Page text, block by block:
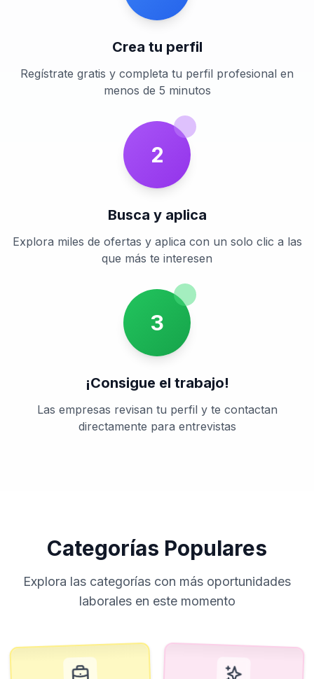
Crea tu perfil
Regístrate gratis y completa tu perfil profesional en
menos de 5 minutos
2
Busca y aplica
Explora miles de ofertas y aplica con un solo clic a las
que más te interesen
3
¡Consigue el trabajo!
Las empresas revisan tu perfil y te contactan
directamente para entrevistas
Categorías Populares
Explora las categorías con más oportunidades
laborales en este momento